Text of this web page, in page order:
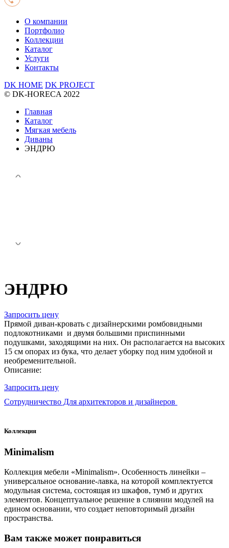
О компании
Портфолио
Коллекции
Каталог
Услуги
Контакты
DK HOME DK PROJECT
© DK-HORECA 2022
Главная
Каталог
Мягкая мебель
Диваны
ЭНДРЮ
ЭНДРЮ
Запросить цену
Прямой диван-кровать с дизайнерскими ромбовидными
подлокотниками и двумя большими приспинными
подушками, заходящими на них. Он располагается на высоких
15 см опорах из бука, что делает уборку под ним удобной и
необременительной.
Описание:
Запросить цену
Сотрудничество Для архитекторов и дизайнеров
Коллекция
Minimalism
Коллекция мебели «Minimalism». Особенность линейки –
универсальное основание-лавка, на которой комплектуется
модульная система, состоящая из шкафов, тумб и других
элементов. Концептуальное решение в слиянии модулей на
едином основании, что создает неповторимый дизайн
пространства.
Вам также может понравиться